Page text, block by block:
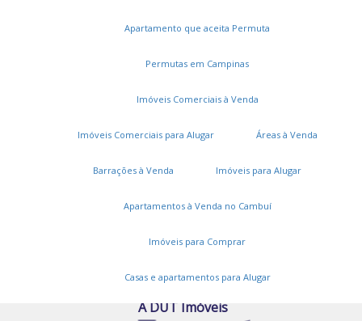
Apartamento que aceita Permuta
Permutas em Campinas
Imóveis Comerciais à Venda
Imóveis Comerciais para Alugar Áreas à Venda
Barrações à Venda Imóveis para Alugar
Apartamentos à Venda no Cambuí
Imóveis para Comprar
Casas e apartamentos para Alugar
Serviços
Cadastros e Propostas
Encomende seu imóvel
A DUT Imóveis